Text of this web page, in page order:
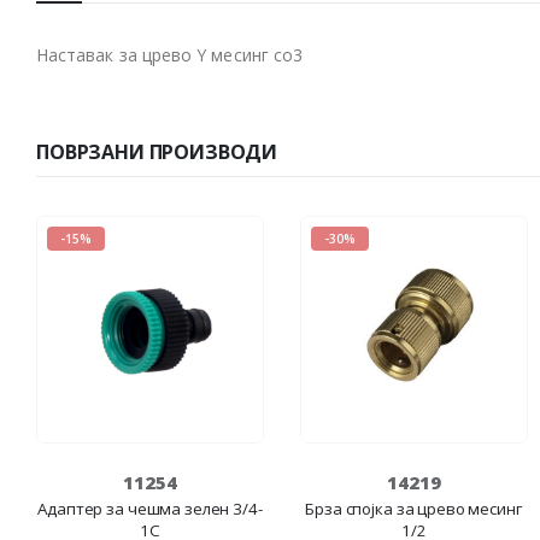
Наставак за црево Y месинг со3
ПОВРЗАНИ ПРОИЗВОДИ
-15%
11254
Адаптер за чешма зелен 3/4-
1C
-30%
14219
Брза спојка за црево месинг
1/2